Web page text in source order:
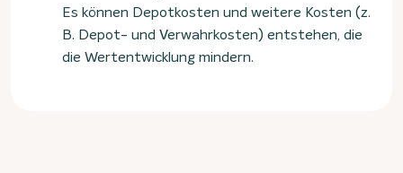
Es können Depotkosten und weitere Kosten (z.
B. Depot- und Verwahrkosten) entstehen, die
die Wertentwicklung mindern.